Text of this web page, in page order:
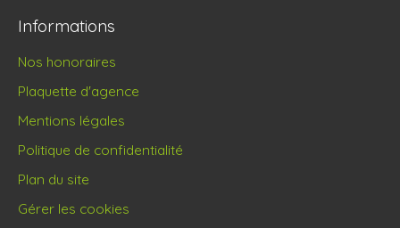
Informations
Nos honoraires
Plaquette d'agence
Mentions légales
Politique de confidentialité
Plan du site
Gérer les cookies